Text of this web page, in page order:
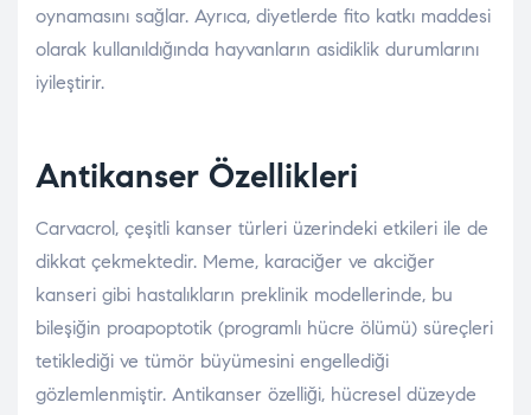
oynamasını sağlar. Ayrıca, diyetlerde fito katkı maddesi
olarak kullanıldığında hayvanların asidiklik durumlarını
iyileştirir.
Antikanser Özellikleri
Carvacrol, çeşitli kanser türleri üzerindeki etkileri ile de
dikkat çekmektedir. Meme, karaciğer ve akciğer
kanseri gibi hastalıkların preklinik modellerinde, bu
bileşiğin proapoptotik (programlı hücre ölümü) süreçleri
tetiklediği ve tümör büyümesini engellediği
gözlemlenmiştir. Antikanser özelliği, hücresel düzeyde